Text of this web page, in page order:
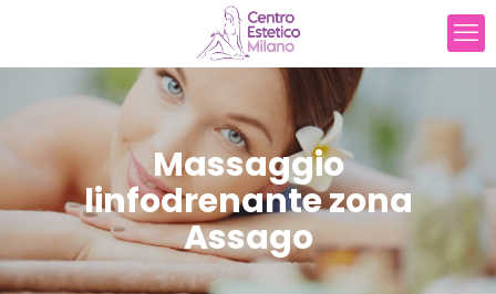
Massaggio
linfodrenante zona
Assago